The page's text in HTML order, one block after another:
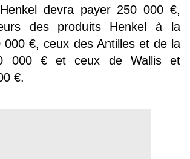
devra payer 250 000 €,
des produits Henkel à la
000 €, ceux des Antilles et de la
000 € et ceux de Wallis et
€.